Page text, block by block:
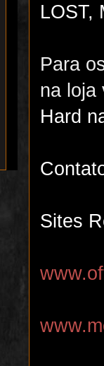
LOST,
Para
na loja
Hard
Sites